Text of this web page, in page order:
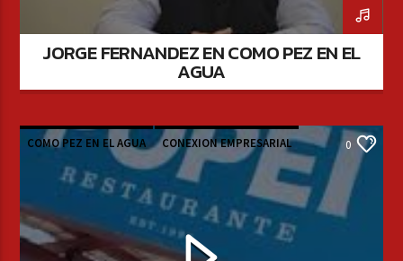
JORGE FERNANDEZ EN COMO PEZ EN EL
AGUA
COMO PEZ EN EL AGUA CONEXION EMPRESARIAL 0